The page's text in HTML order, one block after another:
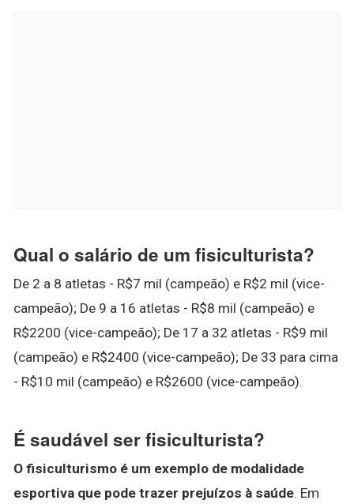
Qual o salário de um fisiculturista?
De 2 a 8 atletas - R$7 mil (campeão) e R$2 mil (vice-
campeão); De 9 a 16 atletas - R$8 mil (campeão) e
R$2200 (vice-campeão); De 17 a 32 atletas - R$9 mil
(campeão) e R$2400 (vice-campeão); De 33 para cima
- R$10 mil (campeão) e R$2600 (vice-campeão).
É saudável ser fisiculturista?
O fisiculturismo é um exemplo de modalidade
esportiva que pode trazer prejuízos à saúde. Em